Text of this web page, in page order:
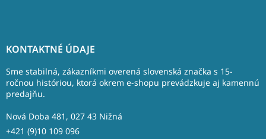
KONTAKTNÉ ÚDAJE
Sme stabilná, zákazníkmi overená slovenská značka s 15-
ročnou históriou, ktorá okrem e-shopu prevádzkuje aj kamennú
predajňu.
Nová Doba 481, 027 43 Nižná
+421 (9)10 109 096